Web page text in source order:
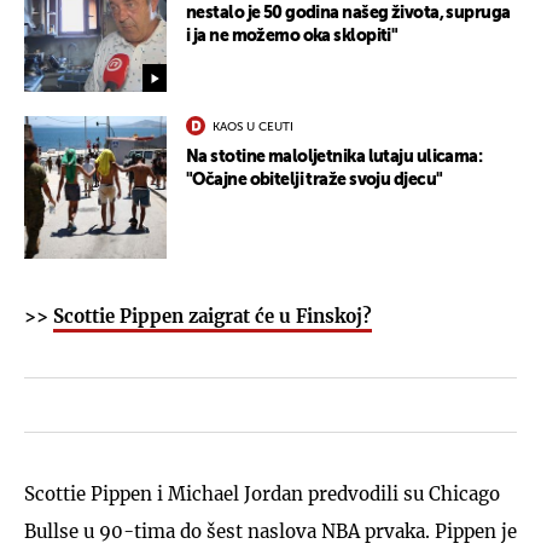
nestalo je 50 godina našeg života, supruga
i ja ne možemo oka sklopiti"
KAOS U CEUTI
Na stotine maloljetnika lutaju ulicama:
"Očajne obitelji traže svoju djecu"
>> Scottie Pippen zaigrat će u Finskoj?
Scottie Pippen i Michael Jordan predvodili su Chicago
Bullse u 90-tima do šest naslova NBA prvaka. Pippen je